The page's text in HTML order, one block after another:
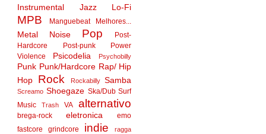
Instrumental Jazz Lo-Fi
MPB Manguebeat Melhores...
Metal Noise Pop
Post-
Hardcore
Post-punk
Power
Violence
Psicodelia Psychobilly
Punk Punk/Hardcore Rap/ Hip
Hop
Rock Rockabilly Samba
Screamo Shoegaze Ska/Dub Surf
Music
Trash VA alternativo
brega-rock eletronica
emo
fastcore
grindcore indie
ragga